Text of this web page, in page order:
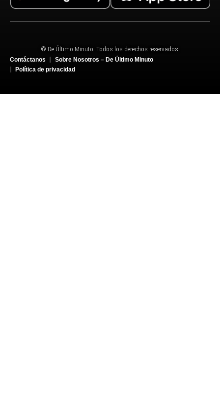
© De Último Minuto. Todos los derechos reservados.
Contáctanos
Sobre Nosotros – De Último Minuto
Política de privacidad